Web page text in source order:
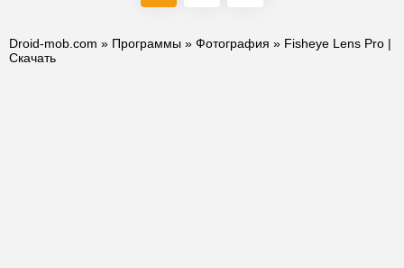
Droid-mob.com » Программы » Фотография » Fisheye Lens Pro |
Скачать